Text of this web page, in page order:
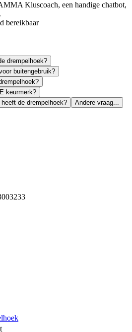
Kluscoach, een handige chatbot,
bereikbaar
drempelhoek?
buitengebruik?
keurmerk?
de drempelhoek?
Andere vraag...